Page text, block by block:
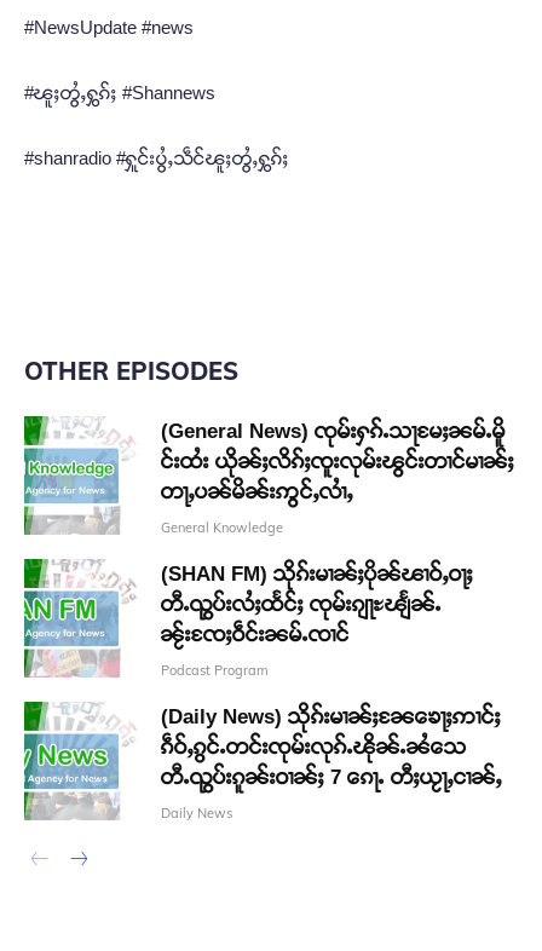
#NewsUpdate #news
#ၽူႈတွႆႇႁွၵ်ႈ #Shannews
#shanradio #ႁူင်းပွႆႇသဵင်ၽူႈတွႆႇႁွၵ်ႈ
OTHER EPISODES
(General News) ၸုမ်းႁၵ်ႉသႃမႄႈၼမ်ႉမိူ
င်းထႆး ယိုၼ်ႈလိၵ်ႈၸူးလုမ်းၽွင်းတၢင်မၢၼ်ႈ
တႃႇပၼ်မိၼ်းဢွင်ႇလၢႆႇ
General Knowledge
(SHAN FM) သိုၵ်းမၢၼ်ႈပိုၼ်ၽၢဝ်ႇဝႃႈ
တီႉၺွပ်းလႆႈထႅင်ႈ ၸုမ်းၵျႃႊၽျႅၼ်ႉ
ၼႂ်းၸႄႈဝဵင်းၼမ်ႉၸၢင်
Podcast Program
(Daily News) သိုၵ်းမၢၼ်ႈၼႄၶေႃႈဢၢင်ႈ
ၵဵဝ်ႇၵွင်ႉတင်းၸုမ်းလုၵ်ႉၽိုၼ်ႉၼႆသေ
တီႉၺွပ်းၵူၼ်းဝၢၼ်ႈ 7 ၵေႃႉ တီႈယႂႃႇငၢၼ်ႇ
Daily News